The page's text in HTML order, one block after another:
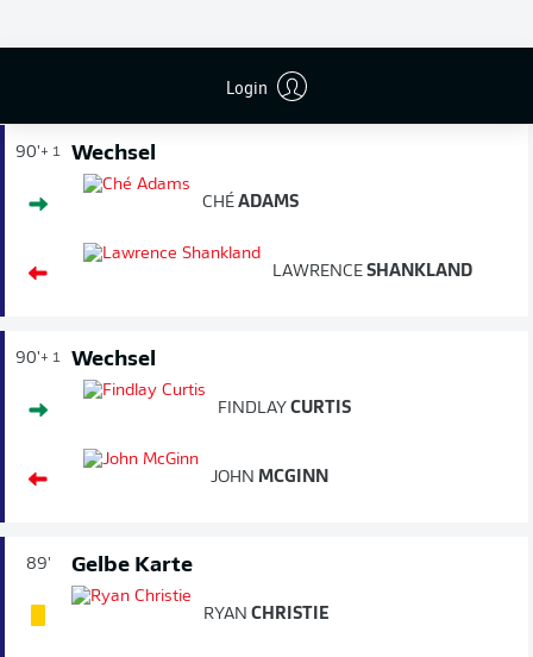
Login
SPIELENDE
90'+ 1 Wechsel
CHÉ ADAMS
LAWRENCE SHANKLAND
90'+ 1 Wechsel
FINDLAY CURTIS
JOHN MCGINN
89' Gelbe Karte
RYAN CHRISTIE